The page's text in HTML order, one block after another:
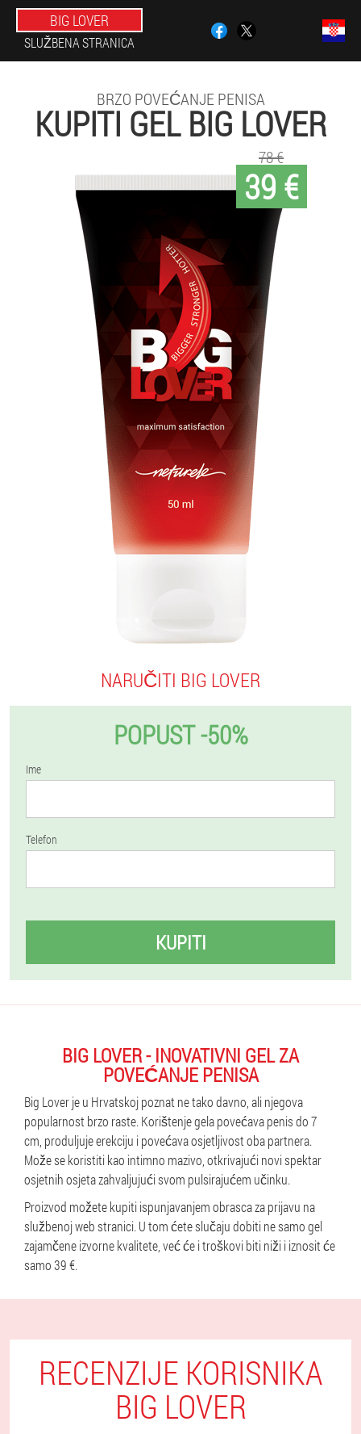
BIG LOVER
SLUŽBENA STRANICA
BRZO POVEĆANJE PENISA
KUPITI GEL BIG LOVER
39 €
78 €
NARUČITI BIG LOVER
POPUST -50%
Ime
Telefon
KUPITI
BIG LOVER - INOVATIVNI GEL ZA
POVEĆANJE PENISA
Big Lover je u Hrvatskoj poznat ne tako davno, ali njegova
popularnost brzo raste. Korištenje gela povećava penis do 7
cm, produljuje erekciju i povećava osjetljivost oba partnera.
Može se koristiti kao intimno mazivo, otkrivajući novi spektar
osjetnih osjeta zahvaljujući svom pulsirajućem učinku.
Proizvod možete kupiti ispunjavanjem obrasca za prijavu na
službenoj web stranici. U tom ćete slučaju dobiti ne samo gel
zajamčene izvorne kvalitete, već će i troškovi biti niži i iznosit će
samo 39 €.
RECENZIJE KORISNIKA
BIG LOVER